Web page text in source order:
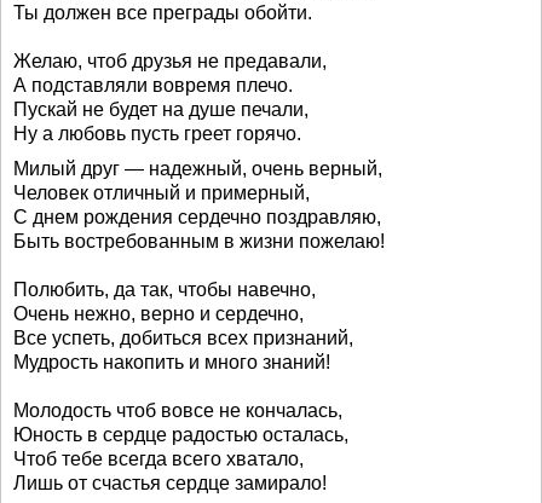
Ты должен все преграды обойти.
Желаю, чтоб друзья не предавали,
А подставляли вовремя плечо.
Пускай не будет на душе печали,
Ну а любовь пусть греет горячо.
Милый друг — надежный, очень верный,
Человек отличный и примерный,
С днем рождения сердечно поздравляю,
Быть востребованным в жизни пожелаю!
Полюбить, да так, чтобы навечно,
Очень нежно, верно и сердечно,
Все успеть, добиться всех признаний,
Мудрость накопить и много знаний!
Молодость чтоб вовсе не кончалась,
Юность в сердце радостью осталась,
Чтоб тебе всегда всего хватало,
Лишь от счастья сердце замирало!